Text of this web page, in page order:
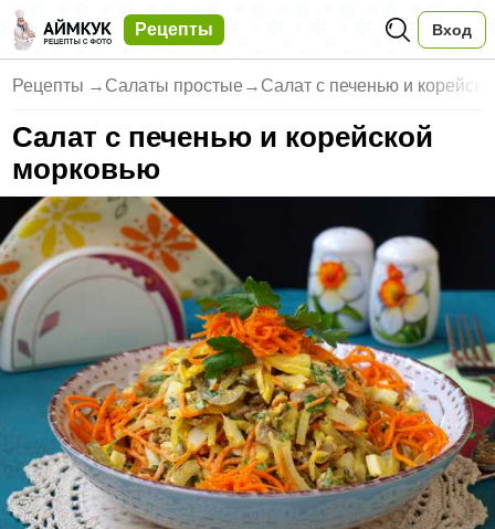
Рецепты Вход
Рецепты → Салаты простые → Салат с печенью и
Салат с печенью и корейской
морковью